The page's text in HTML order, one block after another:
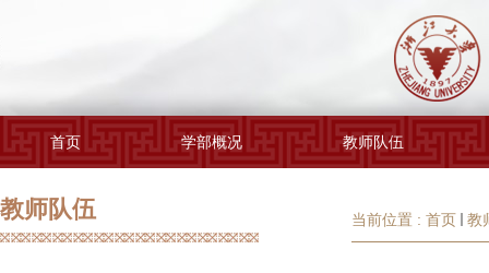
首页 学部概况 教师队伍
教师队伍 当前位置 : 首页 教